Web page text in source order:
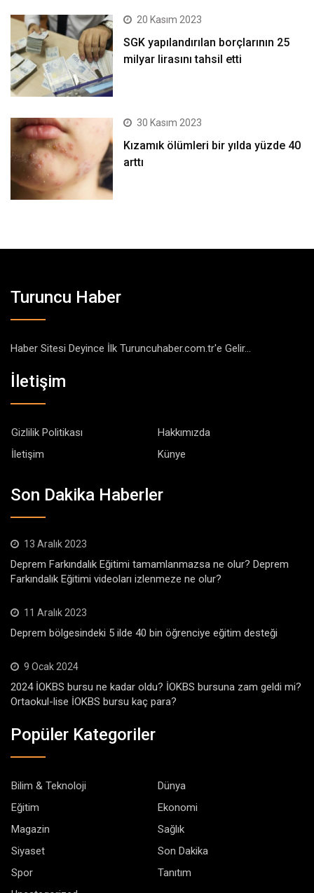
20 Kasım 2023
SGK yapılandırılan borçlarının 25
milyar lirasını tahsil etti
30 Kasım 2023
Kızamık ölümleri bir yılda yüzde 40
arttı
Turuncu Haber
Haber Sitesi Deyince İlk Turuncuhaber.com.tr'e Gelir...
İletişim
Gizlilik Politikası
Hakkımızda
İletişim
Künye
Son Dakika Haberler
13 Aralık 2023
Deprem Farkındalık Eğitimi tamamlanmazsa ne olur? Deprem
Farkındalık Eğitimi videoları izlenmeze ne olur?
11 Aralık 2023
Deprem bölgesindeki 5 ilde 40 bin öğrenciye eğitim desteği
9 Ocak 2024
2024 İOKBS bursu ne kadar oldu? İOKBS bursuna zam geldi mi?
Ortaokul-lise İOKBS bursu kaç para?
Popüler Kategoriler
Bilim & Teknoloji
Dünya
Eğitim
Ekonomi
Magazin
Sağlık
Siyaset
Son Dakika
Spor
Tanıtım